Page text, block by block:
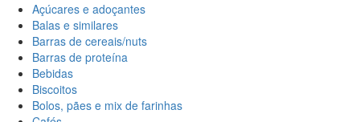
Açúcares e adoçantes
Balas e similares
Barras de cereais/nuts
Barras de proteína
Bebidas
Biscoitos
Bolos, pães e mix de farinhas